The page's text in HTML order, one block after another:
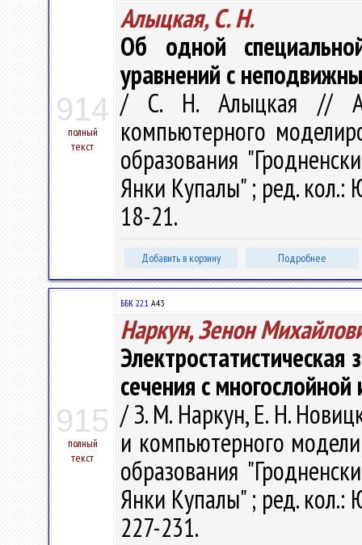
914
полный
текст
Алыцкая, С. Н.
Об одной
уравнений с
/ С. Н. Алыцкая //
компьютерного
образования
Янки Купалы" ; ред. кол.:
18-21.
Добавить в корзину Подробнее
915
полный
текст
ББК 22.1 А43
Наркун, Зенон
сечения с многослойной
/ З. М. Наркун, Е. Н.
и компьютерного
образования
Янки Купалы" ; ред. кол.:
227-231.